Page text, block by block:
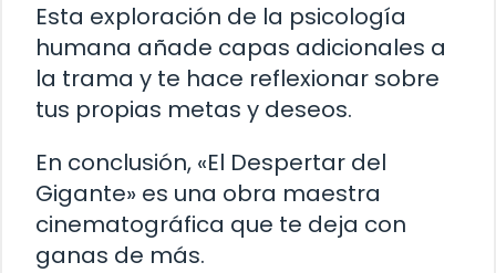
Esta exploración de la psicología
humana añade capas adicionales a
la trama y te hace reflexionar sobre
tus propias metas y deseos.
En conclusión, «El Despertar del
Gigante» es una obra maestra
cinematográfica que te deja con
ganas de más.